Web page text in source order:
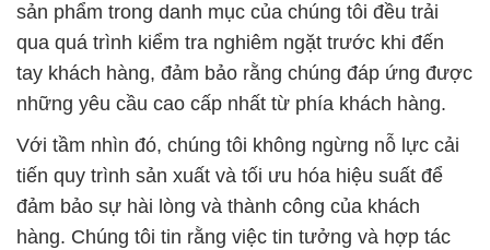
sản phẩm trong danh mục của chúng tôi đều trải
qua quá trình kiểm tra nghiêm ngặt trước khi đến
tay khách hàng, đảm bảo rằng chúng đáp ứng được
những yêu cầu cao cấp nhất từ phía khách hàng.
Với tầm nhìn đó, chúng tôi không ngừng nỗ lực cải
tiến quy trình sản xuất và tối ưu hóa hiệu suất để
đảm bảo sự hài lòng và thành công của khách
hàng. Chúng tôi tin rằng việc tin tưởng và hợp tác